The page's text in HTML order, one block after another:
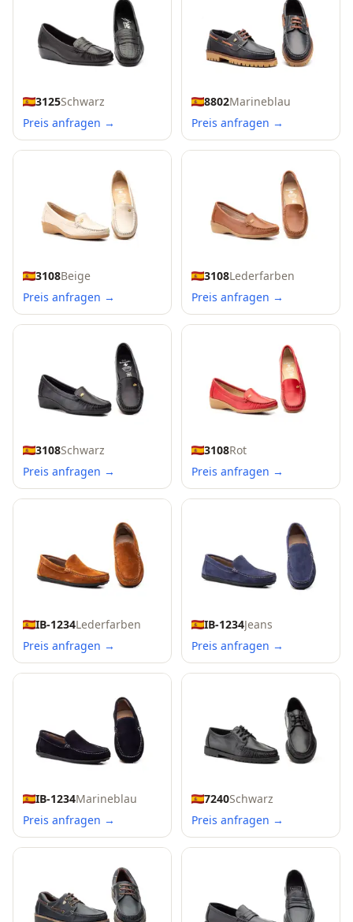
3125Schwarz
Preis anfragen →
8802Marineblau
Preis anfragen →
3108Beige
Preis anfragen →
3108Lederfarben
Preis anfragen →
3108Schwarz
Preis anfragen →
3108Rot
Preis anfragen →
IB-1234Lederfarben
Preis anfragen →
IB-1234Jeans
Preis anfragen →
IB-1234Marineblau
Preis anfragen →
7240Schwarz
Preis anfragen →